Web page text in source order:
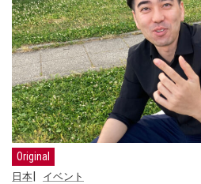
Original
日本 イベント